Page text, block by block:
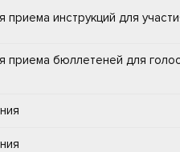
приема инструкций для
приема бюллетеней для